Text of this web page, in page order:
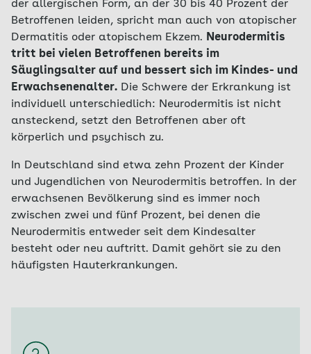
der allergischen Form, an der 30 bis 40 Prozent der
Betroffenen leiden, spricht man auch von atopischer
Dermatitis oder atopischem Ekzem. Neurodermitis
tritt bei vielen Betroffenen bereits im
Säuglingsalter auf und bessert sich im Kindes- und
Erwachsenenalter. Die Schwere der Erkrankung ist
individuell unterschiedlich: Neurodermitis ist nicht
ansteckend, setzt den Betroffenen aber oft
körperlich und psychisch zu.
In Deutschland sind etwa zehn Prozent der Kinder
und Jugendlichen von Neurodermitis betroffen. In der
erwachsenen Bevölkerung sind es immer noch
zwischen zwei und fünf Prozent, bei denen die
Neurodermitis entweder seit dem Kindesalter
besteht oder neu auftritt. Damit gehört sie zu den
häufigsten Hauterkrankungen.